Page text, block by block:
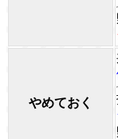
やめておく